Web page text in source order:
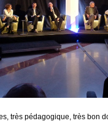
très pédagogique, très bon